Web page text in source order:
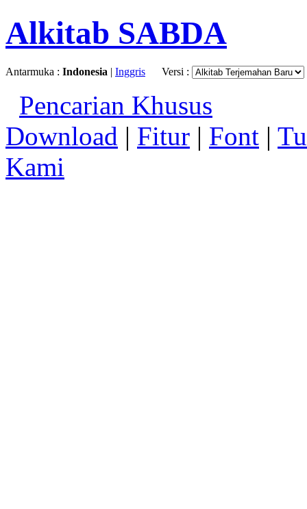
Alkitab SABDA
Antarmuka : Indonesia | Inggris Versi :
Pencarian Khusus
Download | Fitur | Font |
Kami